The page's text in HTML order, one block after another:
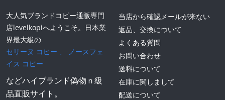
大人気ブランドコピー通販専門
店levelkopiへようこそ。日本業
界最大級の
セリーヌ コピー
ノースフェ
イス コピー
などハイブランド偽物ｎ級
品直販サイト。
当店から確認メールが来ない
返品、交換について
よくある質問
お問い合わせ
送料について
在庫に関しまして
配送について